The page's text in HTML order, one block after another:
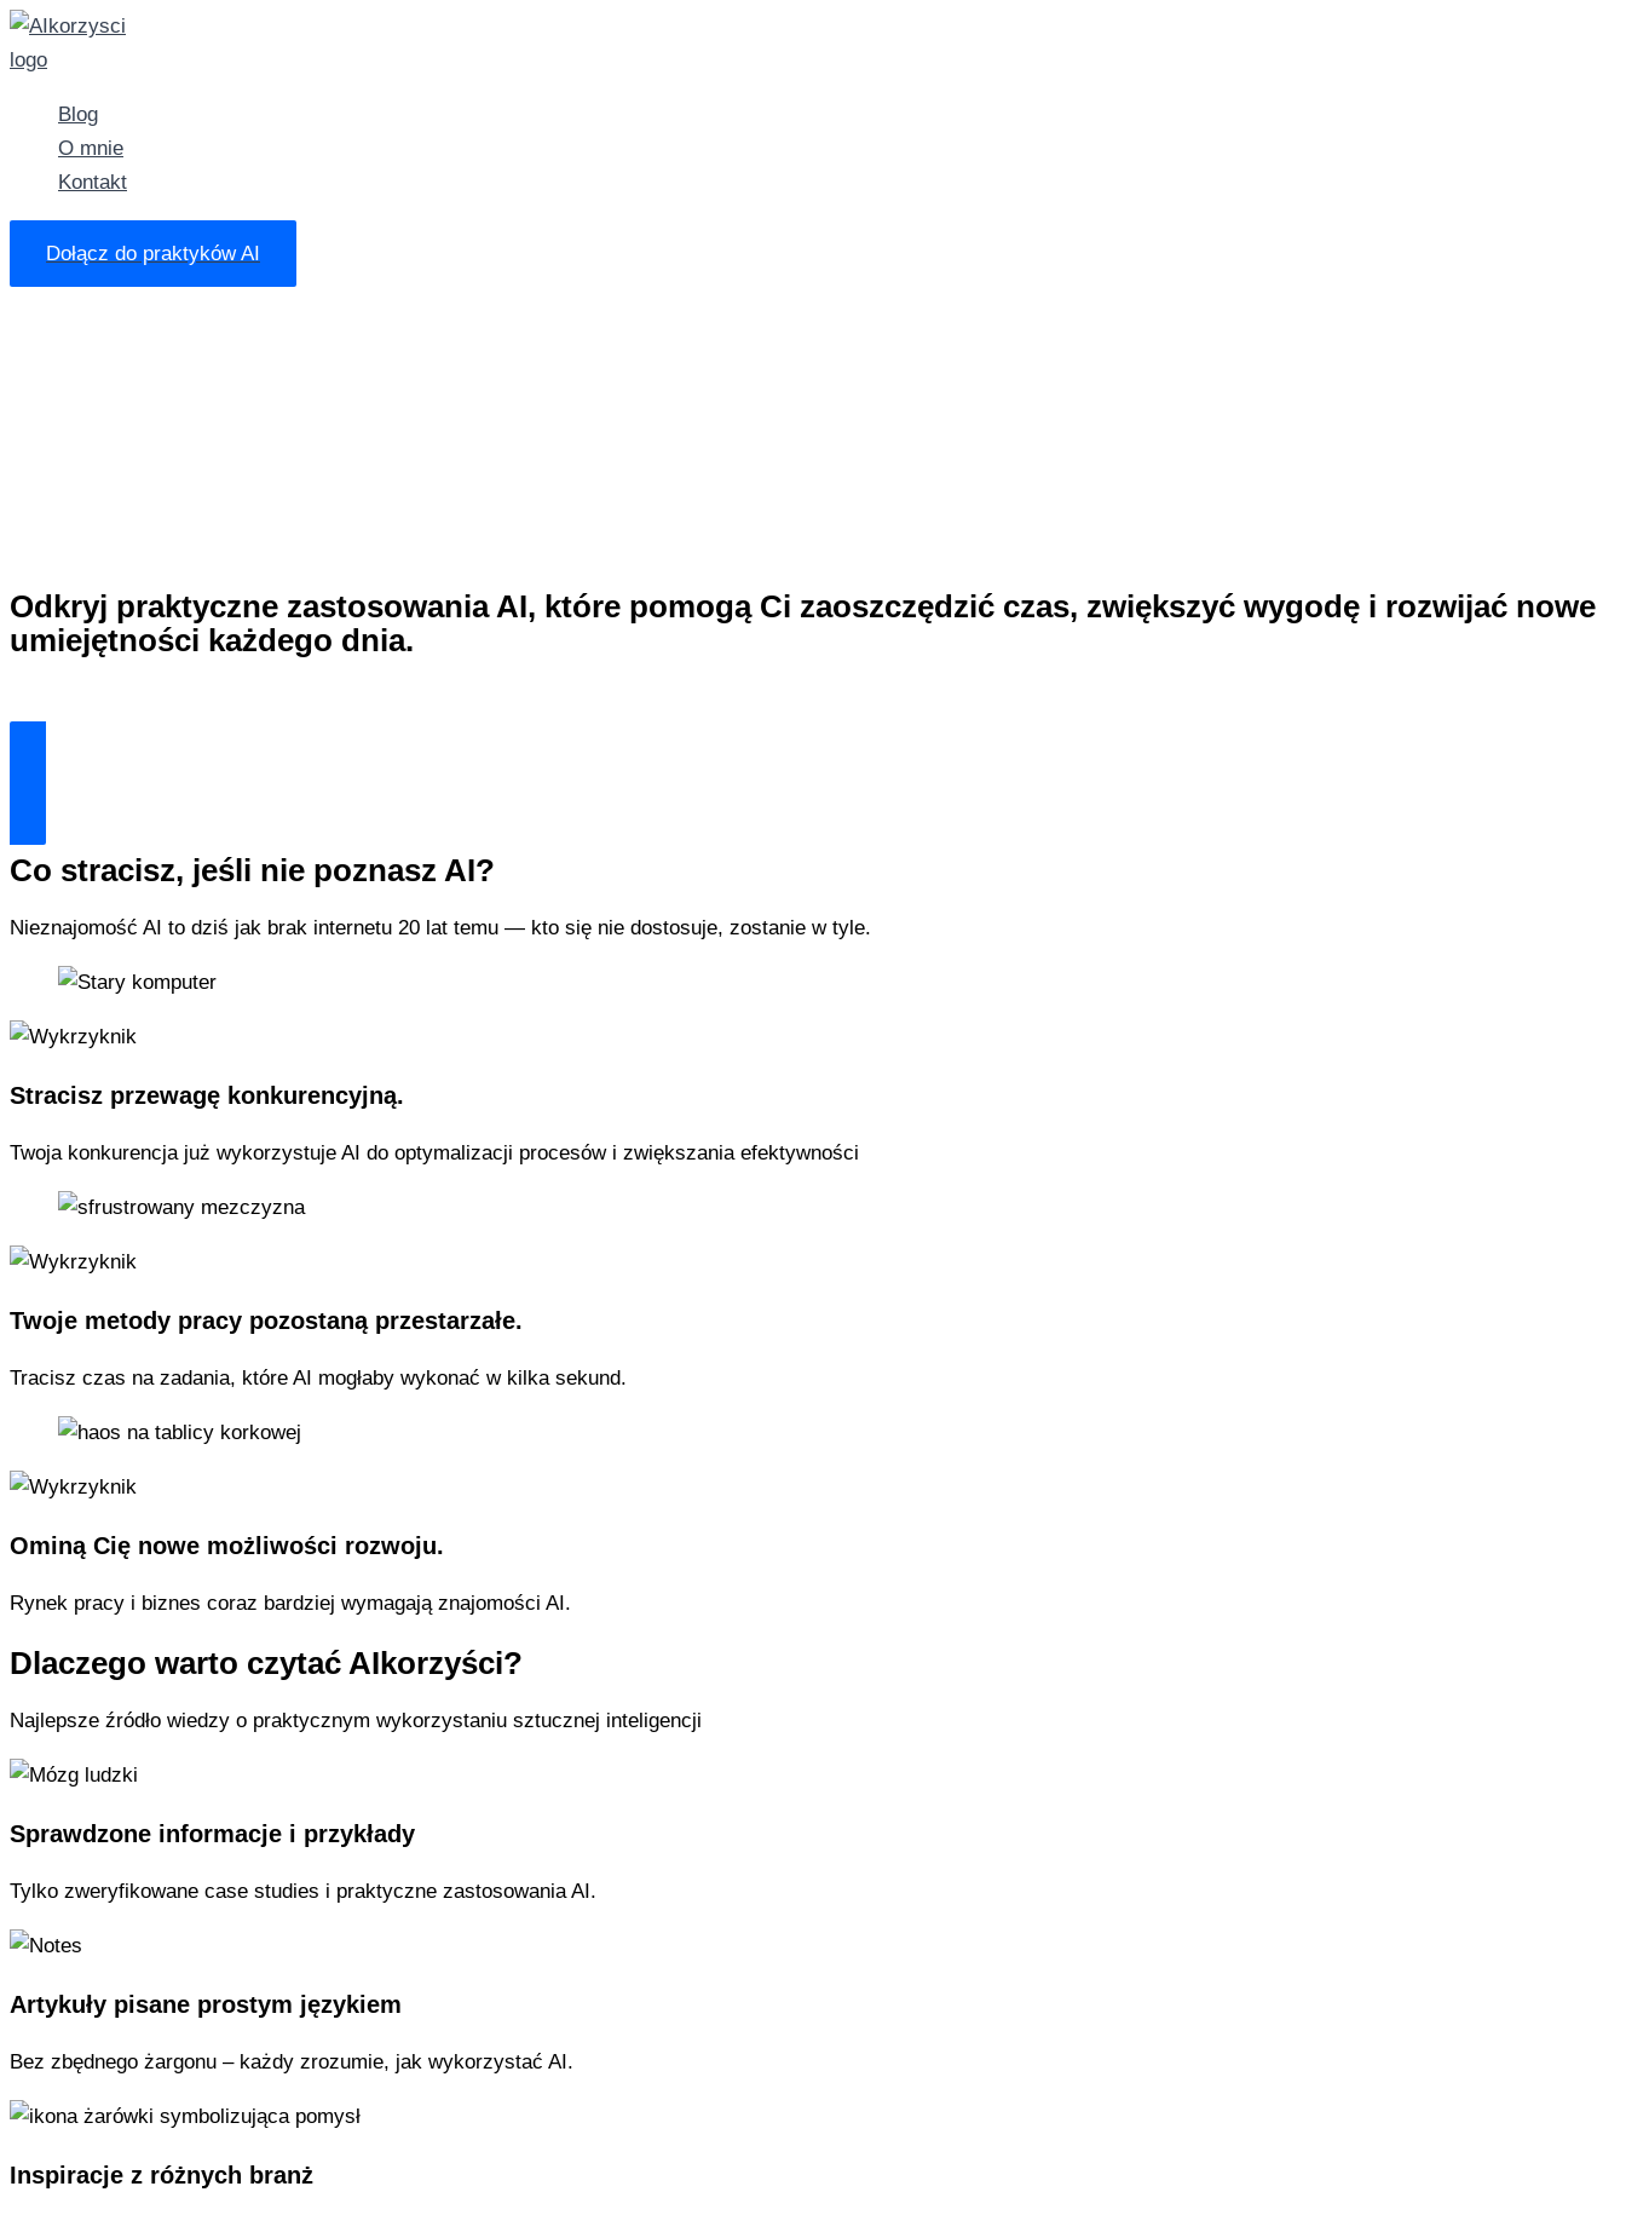
Przejdź
do
Blog
O mnie
Kontakt
Dołącz do praktyków AI
Odkryj praktyczne zastosowania AI, które pomogą Ci zaoszczędzić czas, zwiększyć wygodę i rozwijać nowe
umiejętności każdego dnia.
Co stracisz, jeśli nie poznasz AI?
Nieznajomość AI to dziś jak brak internetu 20 lat temu — kto się nie dostosuje, zostanie w tyle.
Stracisz przewagę konkurencyjną.
Twoja konkurencja już wykorzystuje AI do optymalizacji procesów i zwiększania efektywności
Twoje metody pracy pozostaną przestarzałe.
Tracisz czas na zadania, które AI mogłaby wykonać w kilka sekund.
Ominą Cię nowe możliwości rozwoju.
Rynek pracy i biznes coraz bardziej wymagają znajomości AI.
Dlaczego warto czytać AIkorzyści?
Najlepsze źródło wiedzy o praktycznym wykorzystaniu sztucznej inteligencji
Sprawdzone informacje i przykłady
Tylko zweryfikowane case studies i praktyczne zastosowania AI.
Artykuły pisane prostym językiem
Bez zbędnego żargonu – każdy zrozumie, jak wykorzystać AI.
Inspiracje z różnych branż